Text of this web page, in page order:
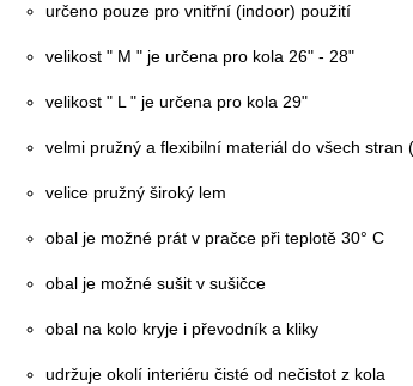
určeno pouze pro vnitřní (indoor) použití
velikost " M " je určena pro kola 26" - 28"
velikost " L " je určena pro kola 29"
velmi pružný a flexibilní materiál do všech stran
velice pružný široký lem
obal je možné prát v pračce při teplotě 30° C
obal je možné sušit v sušičce
obal na kolo kryje i převodník a kliky
udržuje okolí interiéru čisté od nečistot z kola